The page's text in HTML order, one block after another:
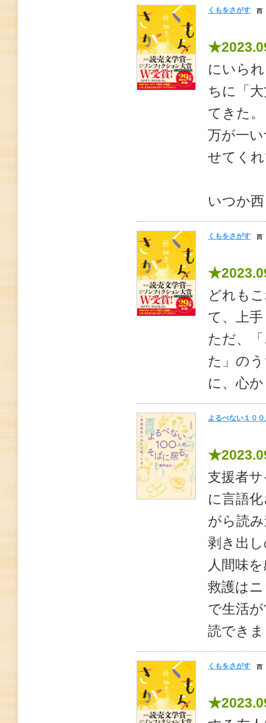
くもをさがす 西
にいら
ちに「
てきた。
万が一
せてく
いつか
くもをさがす 西
どれも
て、上
ただ、
た」の
に、心
よるべない１０
支援者
に言語
がら読
剥き出
人間味
救護は
で生活
読でき
くもをさがす 西